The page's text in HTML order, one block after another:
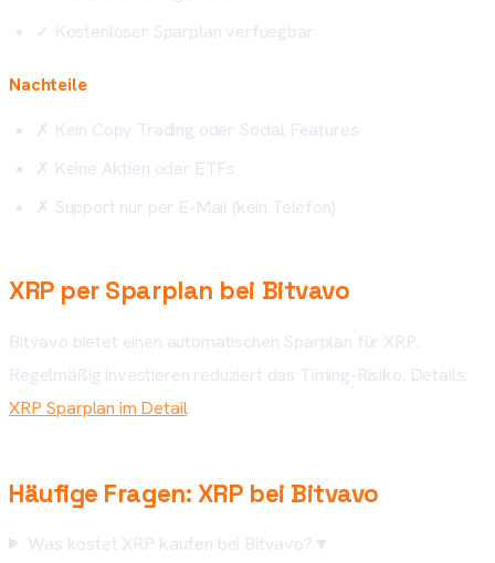
✓ Kostenloser Sparplan verfuegbar
Nachteile
✗ Kein Copy Trading oder Social Features
✗ Keine Aktien oder ETFs
✗ Support nur per E-Mail (kein Telefon)
XRP per Sparplan bei Bitvavo
Bitvavo bietet einen automatischen Sparplan für XRP.
Regelmäßig investieren reduziert das Timing-Risiko. Details:
XRP Sparplan im Detail.
Häufige Fragen: XRP bei Bitvavo
Was kostet XRP kaufen bei Bitvavo? ▼